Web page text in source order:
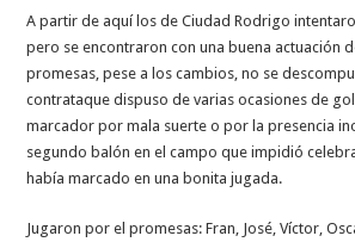
A partir de aquí los de Ciudad Rodrigo
pero se encontraron con una buena actuación
promesas, pese a los cambios, no se
contrataque dispuso de varias ocasiones de
marcador por mala suerte o por la presencia
segundo balón en el campo que impidió
había marcado en una bonita jugada.
Jugaron por el promesas: Fran, José, Víctor,